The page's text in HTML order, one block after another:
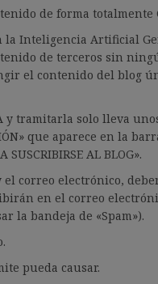
de forma totalmente
Inteligencia Artificial
de terceros sin
el contenido del blog
y tramitarla solo lleva
que aparece en la
AL BLOG».
correo electrónico,
en el correo
la bandeja de «Spam»).
pueda causar.